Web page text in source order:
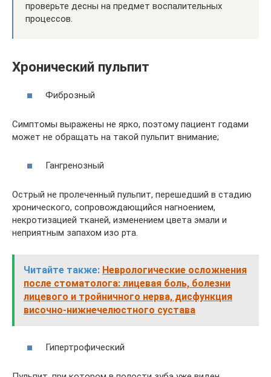
проверьте десны на предмет воспалительных
процессов.
Хронический пульпит
Фиброзный
Симптомы выражены не ярко, поэтому пациент годами
может не обращать на такой пульпит внимание;
Гангренозный
Острый не пролеченный пульпит, перешедший в стадию
хронического, сопровождающийся нагноением,
некротизацией тканей, изменением цвета эмали и
неприятным запахом изо рта.
Читайте также: Неврологические осложнения
после стоматолога: лицевая боль, болезни
лицевого и тройничного нерва, дисфункция
височно-нижнечелюстного сустава
Гипертрофический